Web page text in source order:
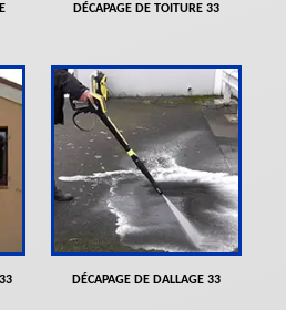
DÉCAPAGE DE TOITURE 33
DÉCAPAGE DE DALLAGE 33